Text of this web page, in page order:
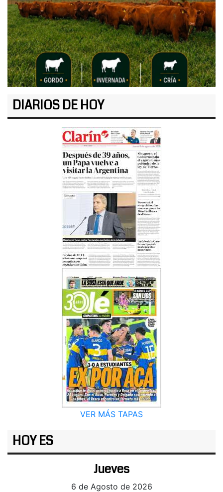
DIARIOS DE HOY
VER MÁS TAPAS
HOY ES
Jueves
6 de Agosto de 2026